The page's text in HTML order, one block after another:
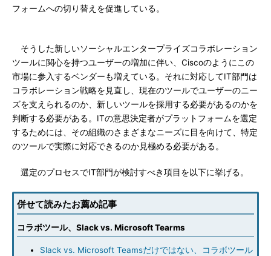
フォームへの切り替えを促進している。
そうした新しいソーシャルエンタープライズコラボレーション
ツールに関心を持つユーザーの増加に伴い、Ciscoのようにこの
市場に参入するベンダーも増えている。それに対応してIT部門は
コラボレーション戦略を見直し、現在のツールでユーザーのニー
ズを支えられるのか、新しいツールを採用する必要があるのかを
判断する必要がある。ITの意思決定者がプラットフォームを選定
するためには、その組織のさまざまなニーズに目を向けて、特定
のツールで実際に対応できるのか見極める必要がある。
選定のプロセスでIT部門が検討すべき項目を以下に挙げる。
併せて読みたお薦め記事
コラボツール、Slack vs. Microsoft Tearms
Slack vs. Microsoft Teamsだけではない、コラボツール